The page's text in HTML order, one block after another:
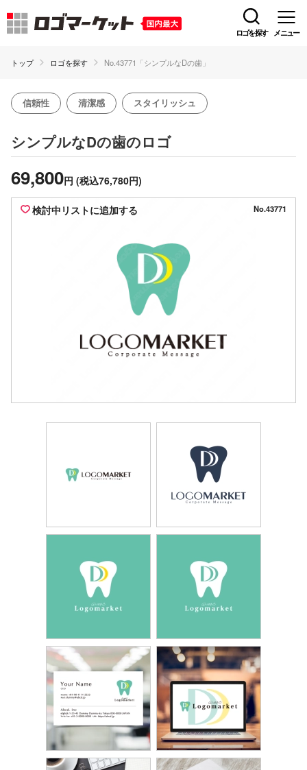
ロゴを探す メニュー
トップ ロゴを探す No.43771「シンプルなDの歯」
信頼性 清潔感 スタイリッシュ
シンプルなDの歯のロゴ
69,800円 (税込76,780円)
検討中リストに追加する No.43771